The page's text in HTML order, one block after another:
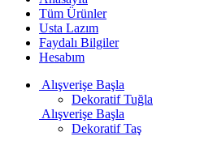
Tüm Ürünler
Usta Lazım
Faydalı Bilgiler
Hesabım
Alışverişe Başla
Dekoratif Tuğla
Alışverişe Başla
Dekoratif Taş